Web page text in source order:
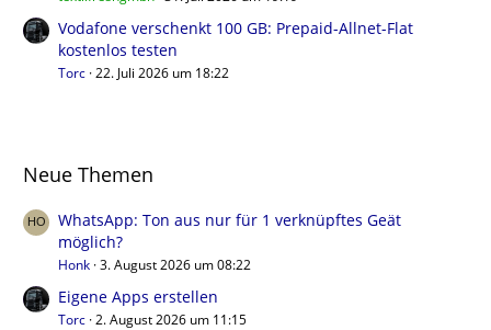
Vodafone verschenkt 100 GB: Prepaid-Allnet-Flat
kostenlos testen
Torc 22. Juli 2026 um 18:22
Neue Themen
WhatsApp: Ton aus nur für 1 verknüpftes Geät
möglich?
Honk 3. August 2026 um 08:22
Eigene Apps erstellen
Torc 2. August 2026 um 11:15